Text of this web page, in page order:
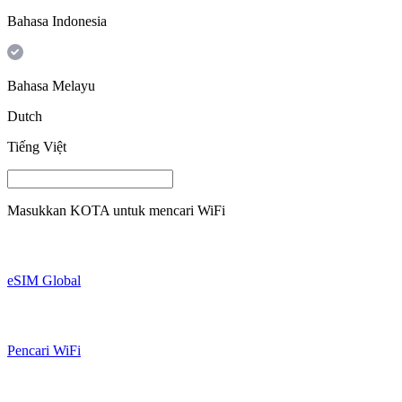
Bahasa Indonesia
Bahasa Melayu
Dutch
Tiếng Việt
Masukkan KOTA untuk mencari WiFi
eSIM Global
Pencari WiFi